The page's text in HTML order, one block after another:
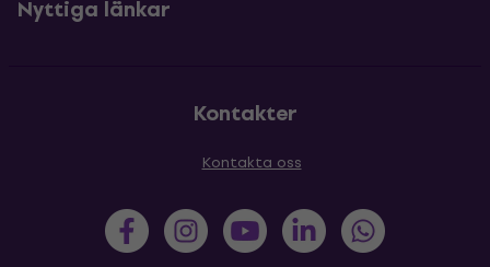
Nyttiga länkar
Kontakter
Kontakta oss